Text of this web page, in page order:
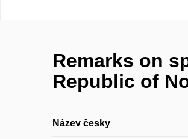
Remarks on
Republic of
Název česky